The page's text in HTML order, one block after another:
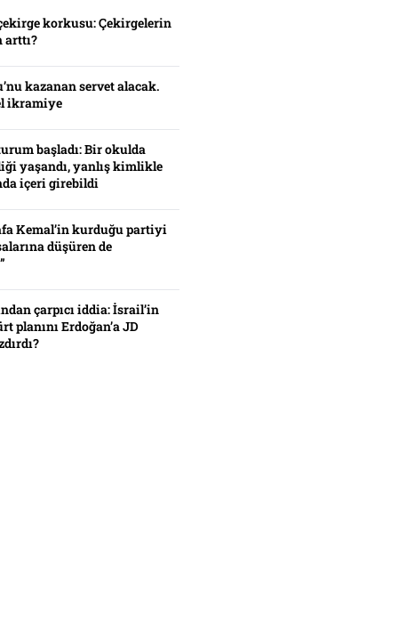
korkusu: Çekirgelerin
arttı?
kazanan servet alacak.
ikramiye
başladı: Bir okulda
yaşandı, yanlış kimlikle
içeri girebildi
Kemal’in kurduğu partiyi
düşüren de
çarpıcı iddia: İsrail’in
planını Erdoğan’a JD